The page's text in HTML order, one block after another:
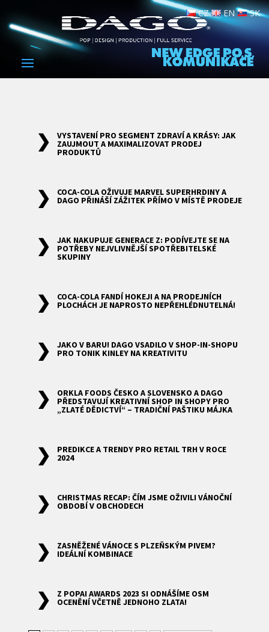
CZ EN SK
VYSTAVENÍ PRO SEGMENT ZDRAVÍ A KRÁSY: JAK
ZAUJMOUT A MAXIMALIZOVAT PRODEJ
PRODUKTŮ
COCA-COLA OŽIVUJE MARVEL SUPERHRDINY A
DAGO PŘINÁŠÍ ZÁŽITEK PŘÍMO V MÍSTĚ PRODEJE
JAK NAKUPUJE GENERACE Z: PODÍVEJTE SE NA
POTŘEBY NEJVLIVNĚJŠÍ SPOTŘEBITELSKÉ
SKUPINY
COCA-COLA FANDÍ HOKEJI A NA PRODEJNÍCH
PLOCHÁCH JE NAPROSTO NEPŘEHLÉDNUTELNÁ!
JAKO V BARU! DAGO VSADILO V SHOP-IN-SHOPU
PRO TONIK KINLEY NA KREATIVITU
ORKLA FOODS ČESKO A SLOVENSKO A DAGO
PŘEDSTAVUJÍ KREATIVNÍ SHOP IN SHOPY PRO
„ZLATÉ DĚDICTVÍ“ – TRADIČNÍ PAŠTIKU MÁJKA
PREDIKCE A TRENDY PRO RETAIL TRH V ROCE
2024
CHRISTMAS RECAP: ČÍM JSME OŽIVILI VÁNOČNÍ
OBDOBÍ V OBCHODECH
ZASNĚŽENÉ VÁNOCE S PLZEŇSKÝM PIVEM?
IDEÁLNÍ KOMBINACE
Z POPAI AWARDS 2023 SI ODNÁŠÍME OSM
OCENĚNÍ VČETNĚ JEDNOHO ZLATA!